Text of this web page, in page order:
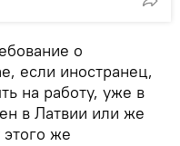
о
если иностранец,
на работу, уже в
в Латвии или же
же